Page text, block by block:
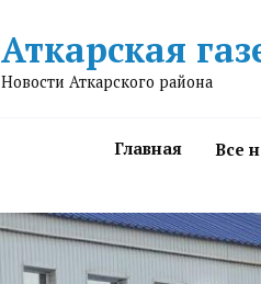
Аткарская
Новости Аткарского района
Главная Все